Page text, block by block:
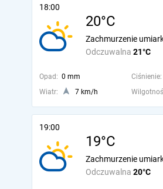
18:00
20°C
Odczuwalna 21°C
Zachmurzenie
Opad: 0 mm Ciśnienie:
Wiatr:
7 km/h
19:00
19°C
Odczuwalna 20°C
Zachmurzenie